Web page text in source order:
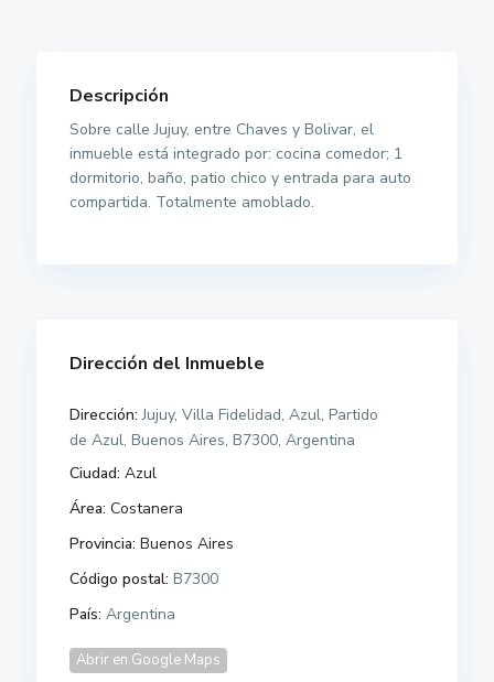
Descripción
Sobre calle Jujuy, entre Chaves y Bolivar, el
inmueble está integrado por: cocina comedor; 1
dormitorio, baño, patio chico y entrada para auto
compartida. Totalmente amoblado.
Dirección del Inmueble
Dirección: Jujuy, Villa Fidelidad, Azul, Partido
de Azul, Buenos Aires, B7300, Argentina
Ciudad: Azul
Área: Costanera
Provincia: Buenos Aires
Código postal: B7300
País: Argentina
Abrir en Google Maps